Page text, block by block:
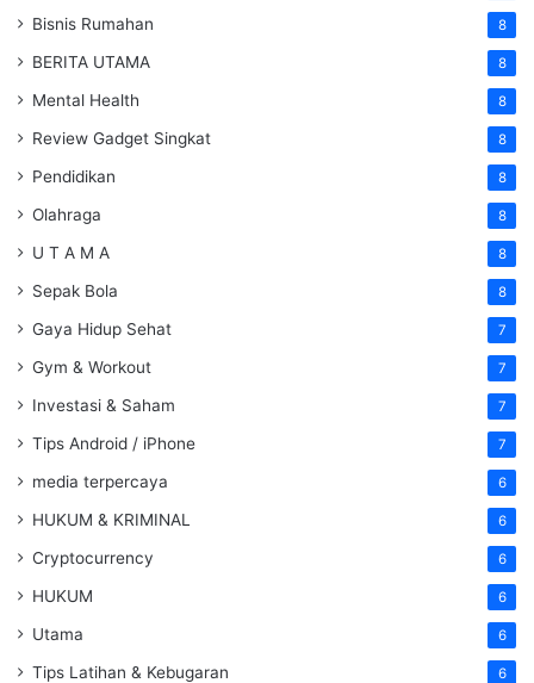
Bisnis Rumahan 8
BERITA UTAMA 8
Mental Health 8
Review Gadget Singkat 8
Pendidikan 8
Olahraga 8
U T A M A 8
Sepak Bola 8
Gaya Hidup Sehat 7
Gym & Workout 7
Investasi & Saham 7
Tips Android / iPhone 7
media terpercaya 6
HUKUM & KRIMINAL 6
Cryptocurrency 6
HUKUM 6
Utama 6
Tips Latihan & Kebugaran 6